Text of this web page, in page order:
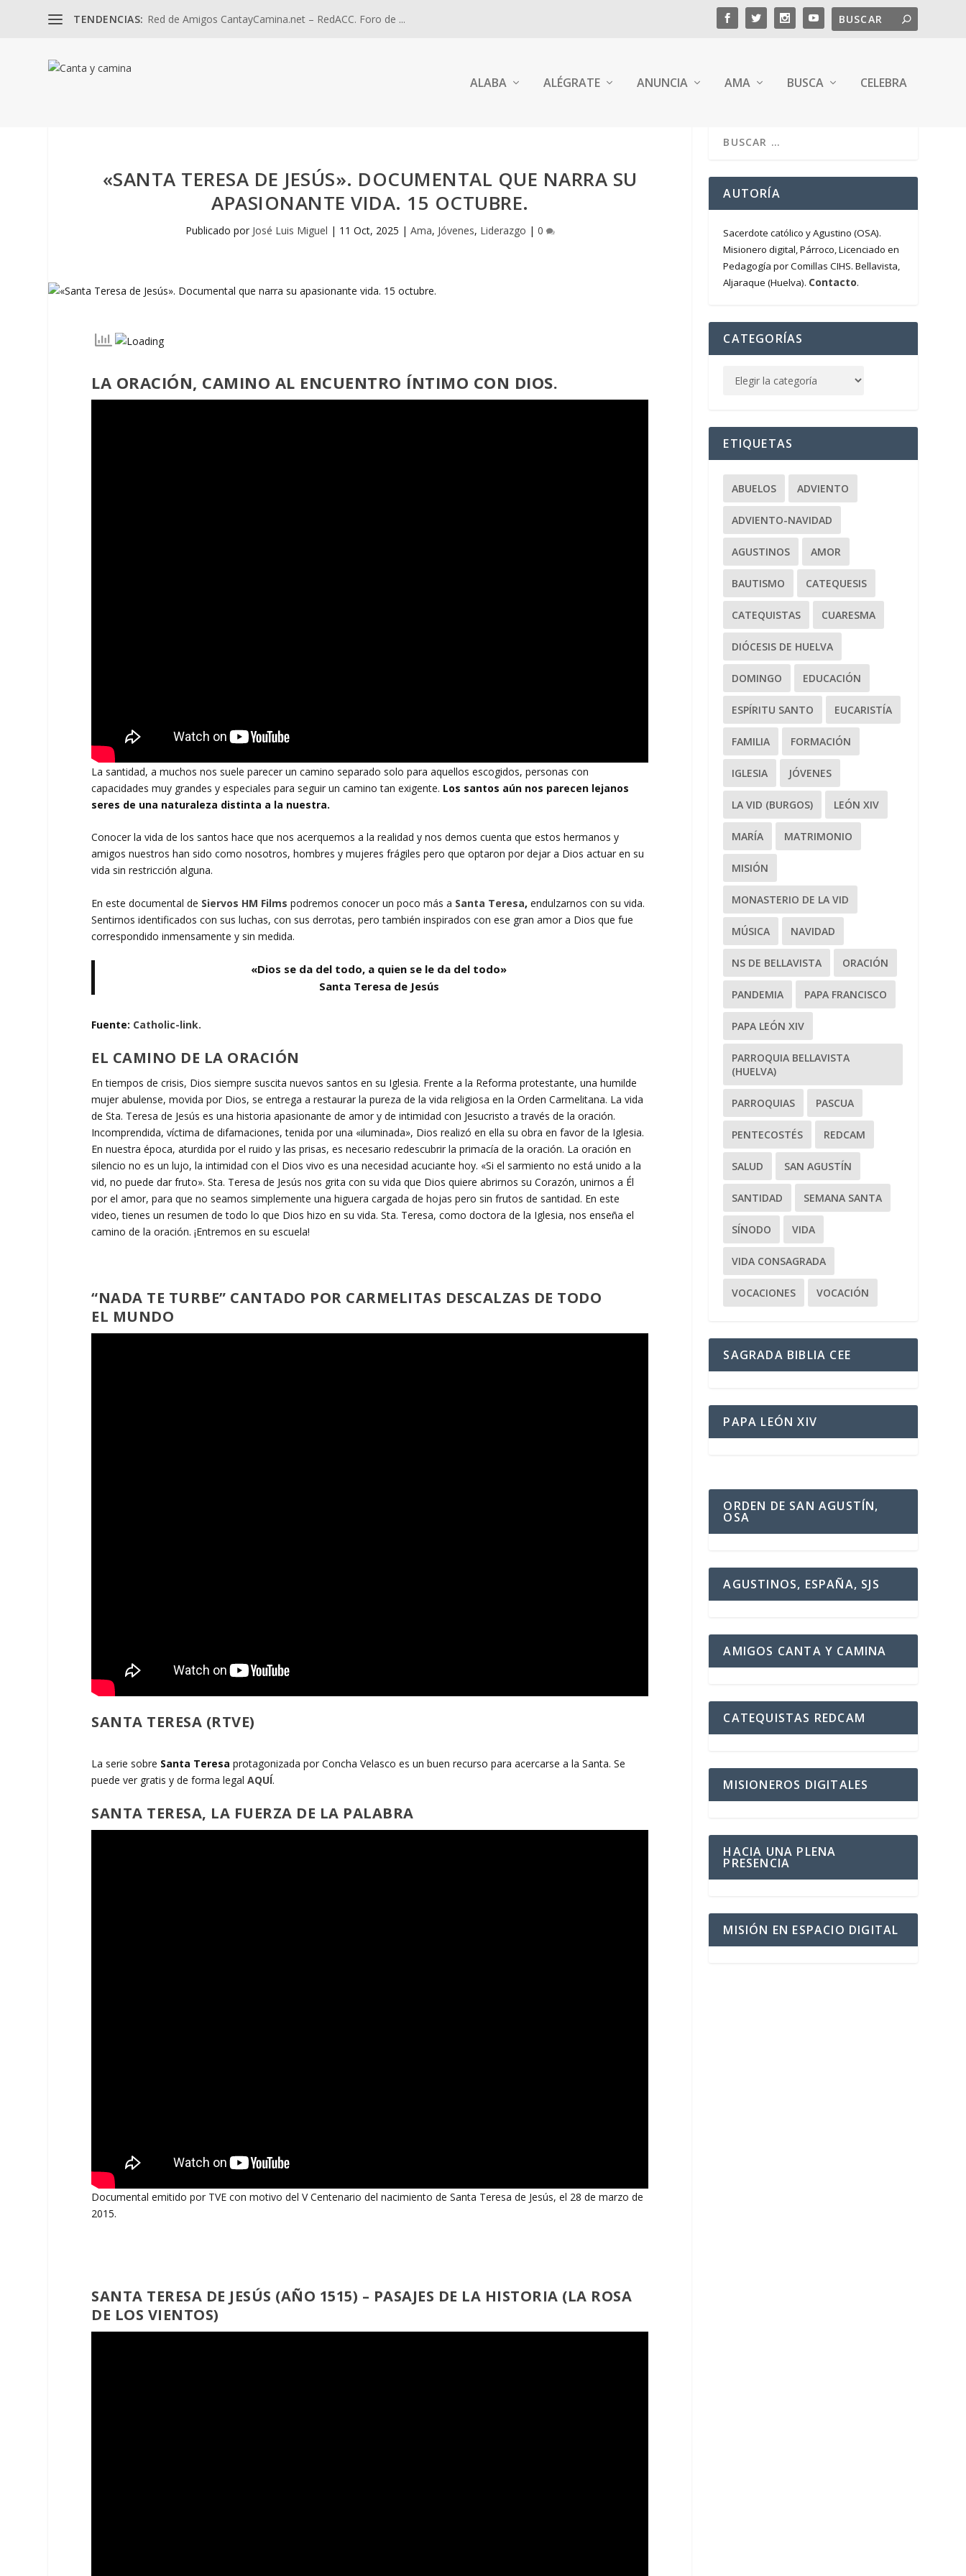
TENDENCIAS: Red de Amigos CantayCamina.net – RedACC. Foro de ...
ALABA ALÉGRATE ANUNCIA AMA BUSCA CELEBRA
«SANTA TERESA DE JESÚS». DOCUMENTAL QUE NARRA SU
APASIONANTE VIDA. 15 OCTUBRE.
Publicado por José Luis Miguel | 11 Oct, 2025 | Ama, Jóvenes, Liderazgo | 0
LA ORACIÓN, CAMINO AL ENCUENTRO ÍNTIMO CON DIOS.
La santidad, a muchos nos suele parecer un camino separado solo para aquellos escogidos, personas con
capacidades muy grandes y especiales para seguir un camino tan exigente. Los santos aún nos parecen lejanos
seres de una naturaleza distinta a la nuestra.
Conocer la vida de los santos hace que nos acerquemos a la realidad y nos demos cuenta que estos hermanos y
amigos nuestros han sido como nosotros, hombres y mujeres frágiles pero que optaron por dejar a Dios actuar en su
vida sin restricción alguna.
En este documental de Siervos HM Films podremos conocer un poco más a Santa Teresa,endulzarnos con su vida.
Sentirnos identificados con sus luchas, con sus derrotas, pero también inspirados con ese gran amor a Dios que fue
correspondido inmensamente y sin medida.
«Dios se da del todo, a quien se le da del todo»
Santa Teresa de Jesús
Fuente: Catholic-link.
EL CAMINO DE LA ORACIÓN
En tiempos de crisis, Dios siempre suscita nuevos santos en su Iglesia. Frente a la Reforma protestante, una humilde
mujer abulense, movida por Dios, se entrega a restaurar la pureza de la vida religiosa en la Orden Carmelitana. La vida
de Sta. Teresa de Jesús es una historia apasionante de amor y de intimidad con Jesucristo a través de la oración.
Incomprendida, víctima de difamaciones, tenida por una «iluminada», Dios realizó en ella su obra en favor de la Iglesia.
En nuestra época, aturdida por el ruido y las prisas, es necesario redescubrir la primacía de la oración. La oración en
silencio no es un lujo, la intimidad con el Dios vivo es una necesidad acuciante hoy. «Si el sarmiento no está unido a la
vid, no puede dar fruto». Sta. Teresa de Jesús nos grita con su vida que Dios quiere abrirnos su Corazón, unirnos a Él
por el amor, para que no seamos simplemente una higuera cargada de hojas pero sin frutos de santidad. En este
video, tienes un resumen de todo lo que Dios hizo en su vida. Sta. Teresa, como doctora de la Iglesia, nos enseña el
camino de la oración. ¡Entremos en su escuela!
“NADA TE TURBE” CANTADO POR CARMELITAS DESCALZAS DE TODO
EL MUNDO
SANTA TERESA (RTVE)
La serie sobre Santa Teresa protagonizada por Concha Velasco es un buen recurso para acercarse a la Santa. Se
puede ver gratis y de forma legalAQUÍ.
SANTA TERESA, LA FUERZA DE LA PALABRA
Documental emitido por TVE con motivo del V Centenario del nacimiento de Santa Teresa de Jesús, el 28 de marzo de
2015.
SANTA TERESA DE JESÚS (AÑO 1515) – PASAJES DE LA HISTORIA (LA ROSA
DE LOS VIENTOS)
AUTORÍA
Sacerdote católico y Agustino (OSA).
Misionero digital, Párroco, Licenciado en
Pedagogía por Comillas CIHS. Bellavista,
Aljaraque (Huelva). Contacto.
CATEGORÍAS
ETIQUETAS
ABUELOS ADVIENTO
ADVIENTO-NAVIDAD
AGUSTINOS AMOR
BAUTISMO CATEQUESIS
CATEQUISTAS CUARESMA
DIÓCESIS DE HUELVA
DOMINGO EDUCACIÓN
ESPÍRITU SANTO EUCARISTÍA
FAMILIA FORMACIÓN
IGLESIA JÓVENES
LA VID (BURGOS) LEÓN XIV
MARÍA MATRIMONIO
MISIÓN
MONASTERIO DE LA VID
MÚSICA NAVIDAD
NS DE BELLAVISTA ORACIÓN
PANDEMIA PAPA FRANCISCO
PAPA LEÓN XIV
PARROQUIA BELLAVISTA
(HUELVA)
PARROQUIAS PASCUA
PENTECOSTÉS REDCAM
SALUD SAN AGUSTÍN
SANTIDAD SEMANA SANTA
SÍNODO VIDA
VIDA CONSAGRADA
VOCACIONES VOCACIÓN
SAGRADA BIBLIA CEE
PAPA LEÓN XIV
ORDEN DE SAN AGUSTÍN,
OSA
AGUSTINOS, ESPAÑA, SJS
AMIGOS CANTA Y CAMINA
CATEQUISTAS REDCAM
MISIONEROS DIGITALES
HACIA UNA PLENA
PRESENCIA
MISIÓN EN ESPACIO DIGITAL